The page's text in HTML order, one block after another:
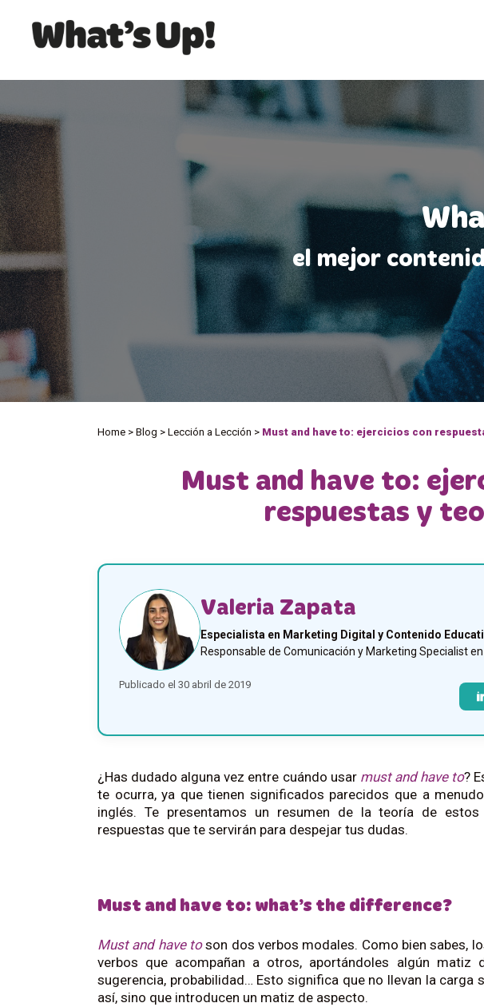
el mejor
Home > Blog > Lección a Lección > Must and have to: ejercicios con
Must and have to:
respuestas y
Valeria Zapata
Especialista en Marketing Digital y Contenido
Responsable de Comunicación y Marketing Specialist en
Publicado el 30 abril de 2019
¿Has dudado alguna vez entre cuándo usar must and have to?
te ocurra, ya que tienen significados parecidos que a
inglés. Te presentamos un resumen de la teoría de
respuestas que te servirán para despejar tus dudas.
Must and have to: what’s the difference?
Must and have toson dos verbos modales. Como bien sabes,
verbos que acompañan a otros, aportándoles algún matiz
sugerencia, probabilidad… Esto significa que no llevan la carga
así, sino que introducen un matiz de aspecto.